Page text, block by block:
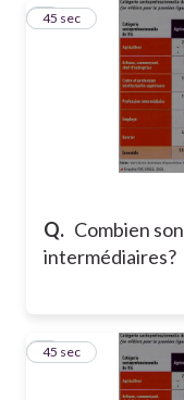
Q. Combien
intermédiaires?
4
45 sec
5
45 sec